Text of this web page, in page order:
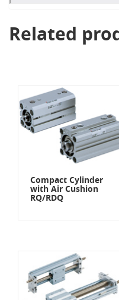
Related
Compact Cylinder
with Air Cushion
RQ/RDQ